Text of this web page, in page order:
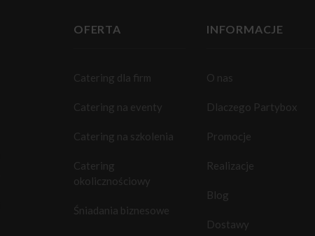
OFERTA
Catering dla firm
Catering na eventy
Catering na szkolenia
Catering
okolicznościowy
Śniadania biznesowe
INFORMACJE
O nas
Dlaczego Partybox
Promocje
Realizacje
Blog
Dostawy